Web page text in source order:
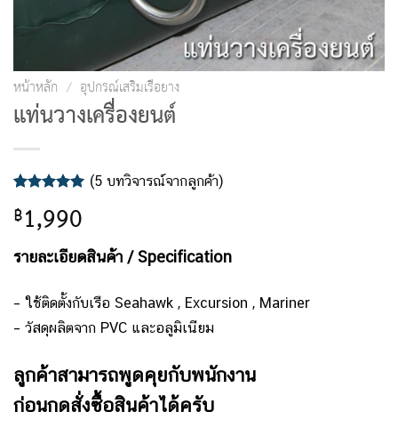
หน้าหลัก / อุปกรณ์เสริมเรือยาง
แท่นวางเครื่องยนต์
5.00
จาก 5
คะแนนเต็ม
คะแนน
(5บทวิจารณ์จากลูกค้า)
฿1,990
รายละเอียดสินค้า / Specification
– ใช้ติดตั้งกับเรือ Seahawk , Excursion , Mariner
– วัสดุผลิตจาก PVC และอลูมิเนียม
ลูกค้าสามารถพูดคุยกับพนักงาน
ก่อนกดสั่งซื้อสินค้าได้ครับ